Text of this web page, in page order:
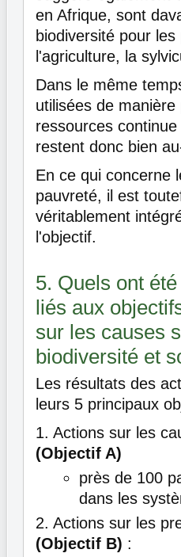
en Afrique, sont
biodiversité pour
l'agriculture, la
Dans le même
utilisées de
ressources
restent donc bien
En ce qui concerne
pauvreté, il est
véritablement
l'objectif.
5. Quels ont
liés aux
sur les causes
biodiversité et
Les résultats des
leurs 5 principaux
1. Actions sur les
(Objectif A)
près de 100
dans les
2. Actions sur les
(Objectif B) :